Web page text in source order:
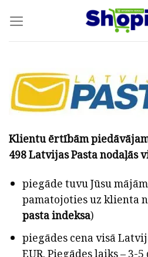
content
Klientu ērtībām
498 Latvijas Pasta nodaļās
piegāde tuvu Jūsu
pamatojoties uz klienta
pasta indeksa)
piegādes cena visā
EUR. Piegādes laiks – 3-